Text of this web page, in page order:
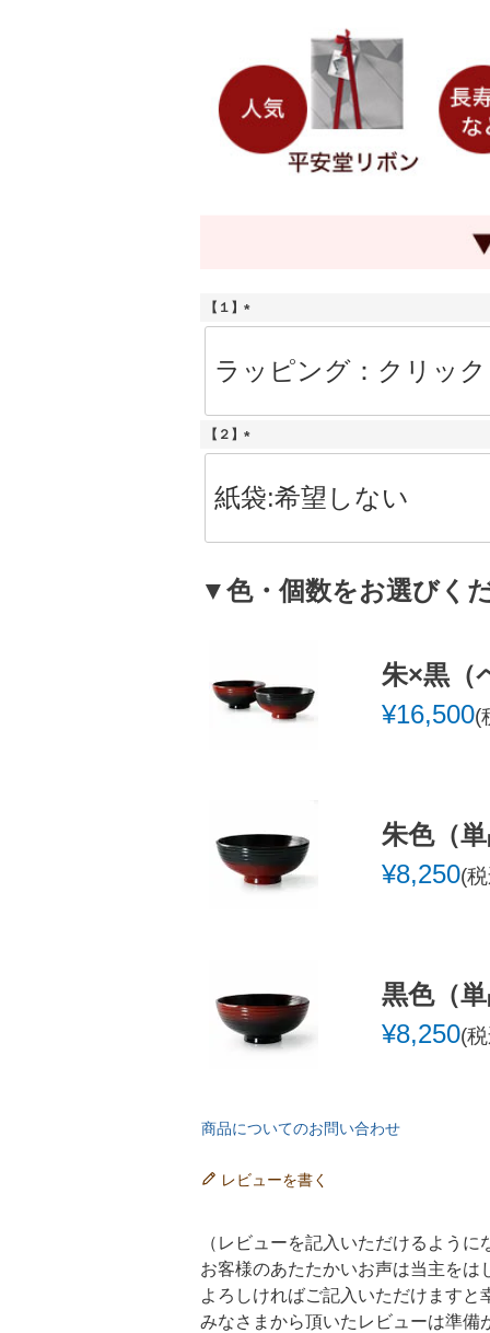
【１】
(
須
【２】
(
須
▼色・個数をお選びく
朱×黒（
¥16,500
朱色（
¥8,250
黒色（
¥8,250
商品についてのお問い合わせ
レビューを書く
（レビューを記入いただけるように
お客様のあたたかいお声は当主を
よろしければご記入いただけますと
みなさまから頂いたレビューは準備